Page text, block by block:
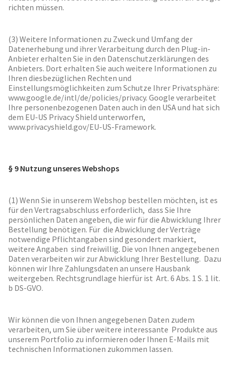
richten müssen.
(3) Weitere Informationen zu Zweck und Umfang der
Datenerhebung und ihrer Verarbeitung durch den Plug-in-
Anbieter erhalten Sie in den Datenschutzerklärungen des
Anbieters. Dort erhalten Sie auch weitere Informationen zu
Ihren diesbezüglichen Rechten und
Einstellungsmöglichkeiten zum Schutze Ihrer Privatsphäre:
www.google.de/intl/de/policies/privacy. Google verarbeitet
Ihre personenbezogenen Daten auch in den USA und hat sich
dem EU-US Privacy Shield unterworfen,
www.privacyshield.gov/EU-US-Framework.
§ 9 Nutzung unseres Webshops
(1) Wenn Sie in unserem Webshop bestellen möchten, ist es
für den Vertragsabschluss erforderlich, dass Sie Ihre
persönlichen Daten angeben, die wir für die Abwicklung Ihrer
Bestellung benötigen. Für die Abwicklung der Verträge
notwendige Pflichtangaben sind gesondert markiert,
weitere Angaben sind freiwillig. Die von Ihnen angegebenen
Daten verarbeiten wir zur Abwicklung Ihrer Bestellung. Dazu
können wir Ihre Zahlungsdaten an unsere Hausbank
weitergeben. Rechtsgrundlage hierfür ist Art. 6 Abs. 1 S. 1 lit.
b DS-GVO.
Wir können die von Ihnen angegebenen Daten zudem
verarbeiten, um Sie über weitere interessante Produkte aus
unserem Portfolio zu informieren oder Ihnen E-Mails mit
technischen Informationen zukommen lassen.